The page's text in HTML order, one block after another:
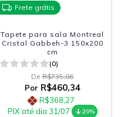
Frete grátis
Tapete para sala Montreal
Cristal Gabbeh-3 150x200
cm
(0)
De R$735,06
Por R$460,34
R$368,27
PIX até dia 31/07
20%